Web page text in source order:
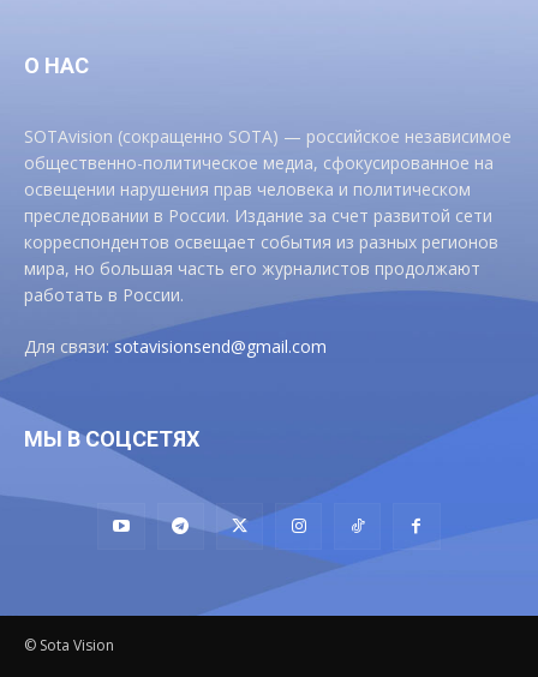
О НАС
SOTAvision (сокращенно SOTA) — российское независимое
общественно-политическое медиа, сфокусированное на
освещении нарушения прав человека и политическом
преследовании в России. Издание за счет развитой сети
корреспондентов освещает события из разных регионов
мира, но большая часть его журналистов продолжают
работать в России.
Для связи:sotavisionsend@gmail.com
МЫ В СОЦСЕТЯХ
© Sota Vision